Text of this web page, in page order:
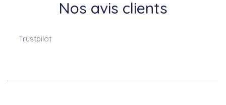
Nos avis clients
Trustpilot